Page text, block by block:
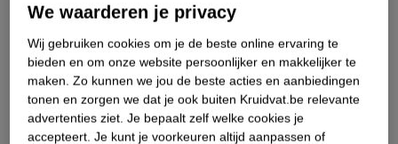
Etiketinformatie
Nature Impact Score
Dit product heeft (nog) geen Nature
We waarderen je privacy
Wij gebruiken cookies om je de beste online ervaring te
bieden en om onze website persoonlijker en makkelijker te
maken. Zo kunnen we jou de beste acties en aanbiedingen
tonen en zorgen we dat je ook buiten Kruidvat.be relevante
advertenties ziet. Je bepaalt zelf welke cookies je
accepteert. Je kunt je voorkeuren altijd aanpassen of